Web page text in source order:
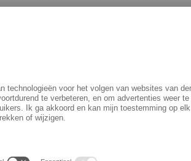
LF5243458